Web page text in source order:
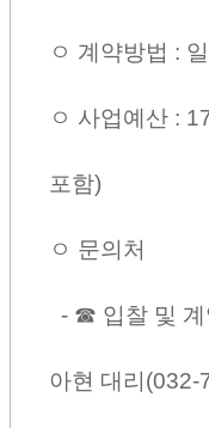
ㅇ 계약방법 :
ㅇ 사업예산 :
포함)
ㅇ 문의처
- ☎ 입찰 및 계
아현 대리(032-